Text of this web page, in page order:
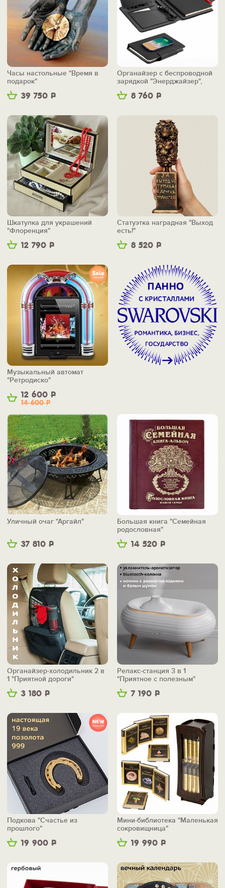
39 750 Р
Часы настольные "Время в
подарок"
8 760 Р
Органайзер с беспроводной
зарядкой "Энерджайзер",
вер.2
12 790 Р
Шкатулка для украшений
"Флоренция"
8 520 Р
Статуэтка наградная "Выход
есть!"
12 600 Р
14 600Р
Музыкальный автомат
"Ретродиско"
37 810 Р
Уличный очаг "Аргайл"
14 520 Р
Большая книга "Семейная
родословная"
3 180 Р
Органайзер-холодильник 2 в
1 "Приятной дороги"
7 190 Р
Релакс-станция 3 в 1
"Приятное с полезным"
19 900 Р
Подкова "Счастье из
прошлого"
19 990 Р
Мини-библиотека "Маленькая
сокровищница"